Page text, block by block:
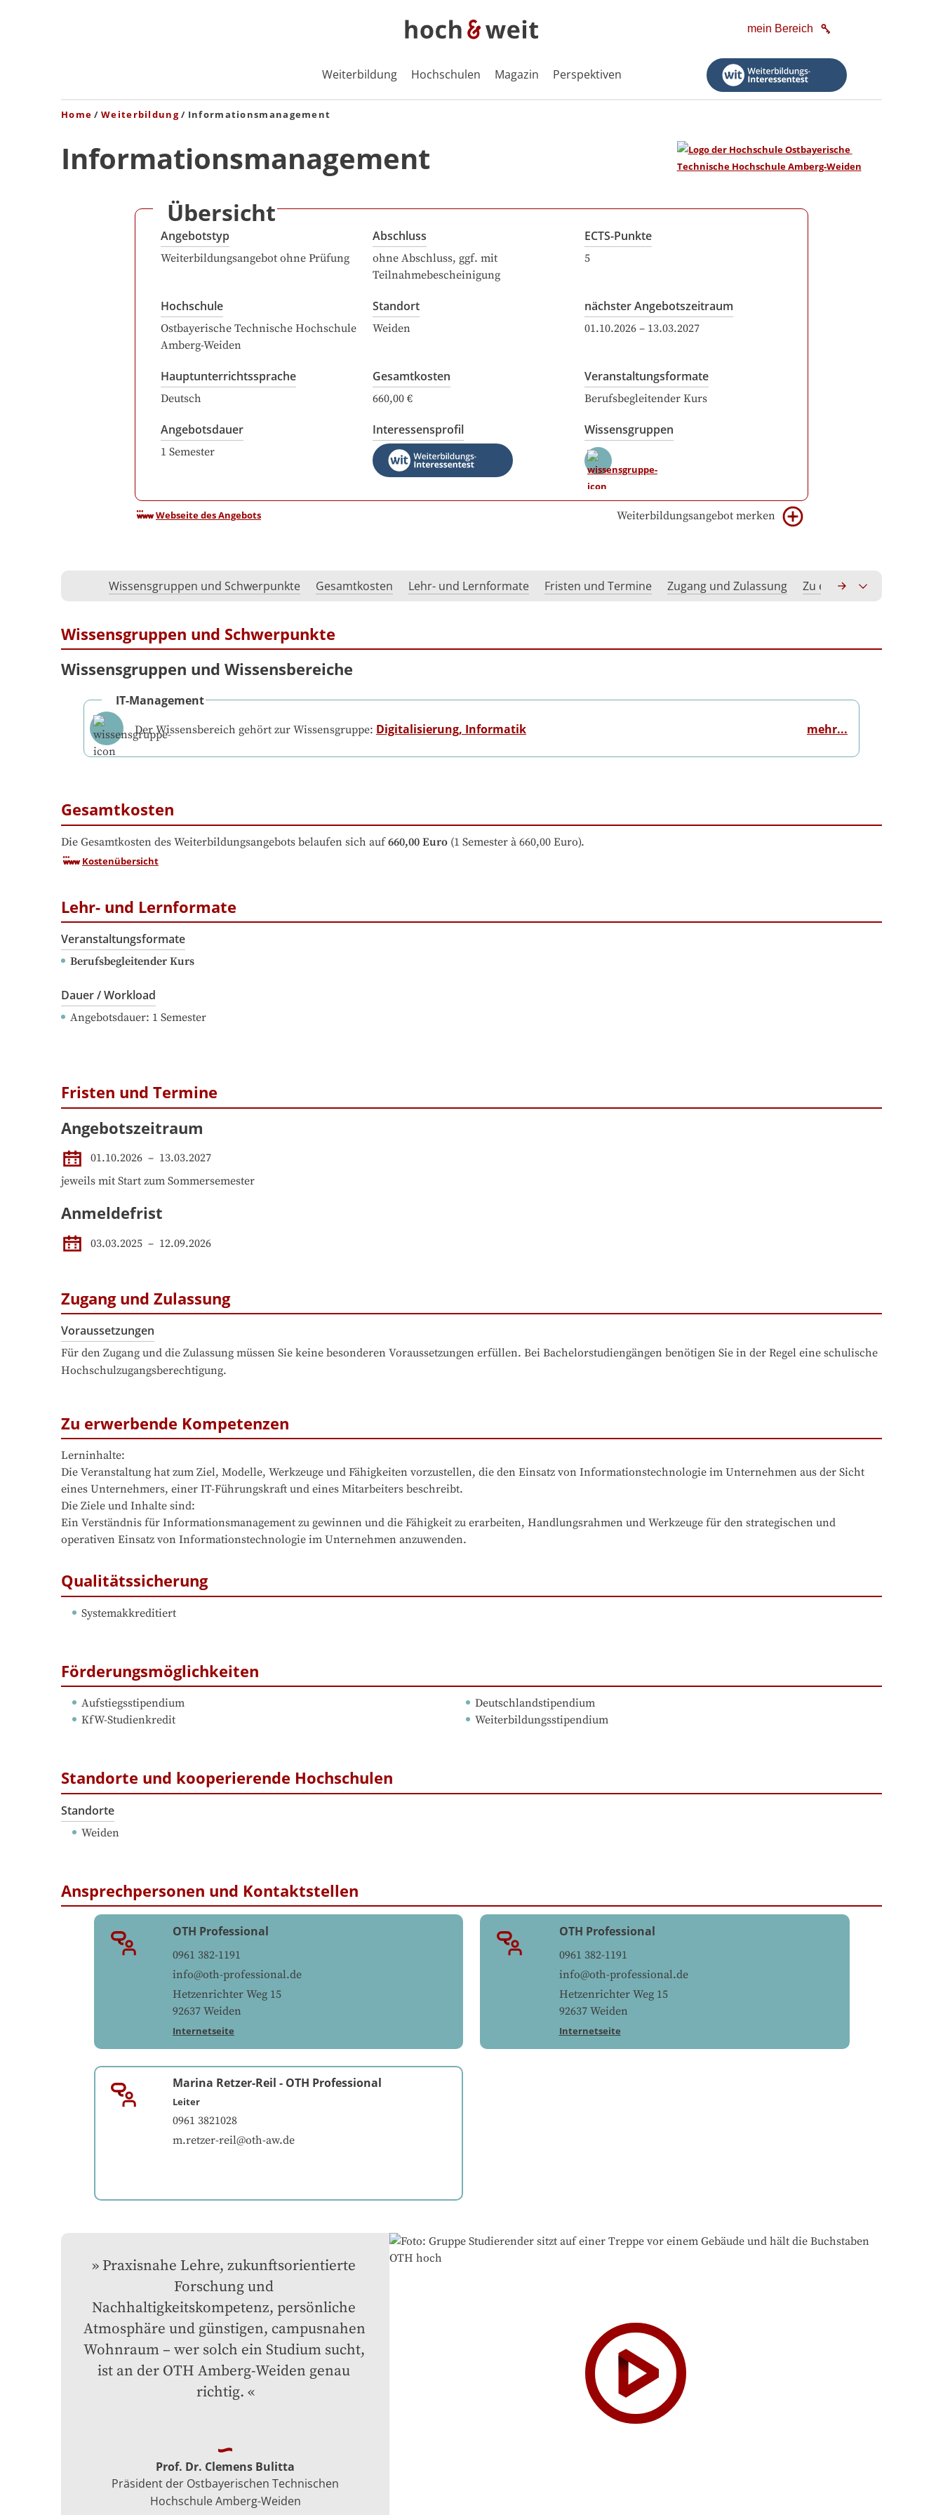
mein Bereich
Weiterbildung Hochschulen Magazin Perspektiven
Home Weiterbildung Informationsmanagement
Informationsmanagement
Übersicht
Angebotstyp
Weiterbildungsangebot ohne Prüfung
Abschluss
ohne Abschluss, ggf. mit
Teilnahmebescheinigung
ECTS-Punkte
5
Hochschule
Ostbayerische Technische Hochschule
Amberg-Weiden
Standort
Weiden
nächster Angebotszeitraum
01.10.2026 – 13.03.2027
Hauptunterrichtssprache
Deutsch
Gesamtkosten
660,00 €
Veranstaltungsformate
Berufsbegleitender Kurs
Angebotsdauer
1 Semester
Interessensprofil Wissensgruppen
Webseite des Angebots Weiterbildungsangebot merken
Wissensgruppen und Schwerpunkte Gesamtkosten Lehr- und Lernformate Fristen und Termine Zugang und Zulassung Zu erwerbende
Wissensgruppen und Schwerpunkte
Wissensgruppen und Wissensbereiche
IT-Management
Der Wissensbereich gehört zur Wissensgruppe: Digitalisierung, Informatik mehr...
Gesamtkosten
Die Gesamtkosten des Weiterbildungsangebots belaufen sich auf 660,00 Euro (1 Semester à 660,00 Euro).
Kostenübersicht
Lehr- und Lernformate
Veranstaltungsformate
Berufsbegleitender Kurs
Dauer / Workload
Angebotsdauer: 1 Semester
Fristen und Termine
Angebotszeitraum
01.10.2026 – 13.03.2027
jeweils mit Start zum Sommersemester
Anmeldefrist
03.03.2025 – 12.09.2026
Zugang und Zulassung
Voraussetzungen
Für den Zugang und die Zulassung müssen Sie keine besonderen Voraussetzungen erfüllen. Bei Bachelorstudiengängen benötigen Sie in der Regel eine schulische
Hochschulzugangsberechtigung.
Zu erwerbende Kompetenzen
Lerninhalte:
Die Veranstaltung hat zum Ziel, Modelle, Werkzeuge und Fähigkeiten vorzustellen, die den Einsatz von Informationstechnologie im Unternehmen aus der Sicht
eines Unternehmers, einer IT-Führungskraft und eines Mitarbeiters beschreibt.
Die Ziele und Inhalte sind:
Ein Verständnis für Informationsmanagement zu gewinnen und die Fähigkeit zu erarbeiten, Handlungsrahmen und Werkzeuge für den strategischen und
operativen Einsatz von Informationstechnologie im Unternehmen anzuwenden.
Qualitätssicherung
Systemakkreditiert
Förderungsmöglichkeiten
Aufstiegsstipendium
Deutschlandstipendium
KfW-Studienkredit
Weiterbildungsstipendium
Standorte und kooperierende Hochschulen
Standorte
Weiden
Ansprechpersonen und Kontaktstellen
OTH Professional
0961 382-1191
info@oth-professional.de
Hetzenrichter Weg 15
92637 Weiden
Internetseite
OTH Professional
0961 382-1191
info@oth-professional.de
Hetzenrichter Weg 15
92637 Weiden
Internetseite
Marina Retzer-Reil - OTH Professional
Leiter
0961 3821028
m.retzer-reil@oth-aw.de
Praxisnahe Lehre, zukunftsorientierte
Forschung und
Nachhaltigkeitskompetenz, persönliche
Atmosphäre und günstigen, campusnahen
Wohnraum – wer solch ein Studium sucht,
ist an der OTH Amberg-Weiden genau
richtig.
Prof. Dr. Clemens Bulitta
Präsident der Ostbayerischen Technischen
Hochschule Amberg-Weiden